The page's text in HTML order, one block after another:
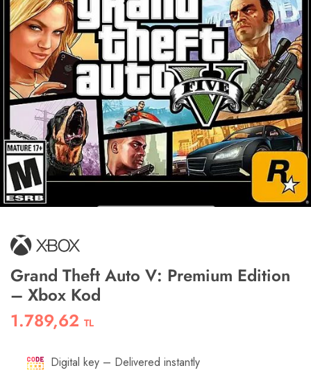
Grand Theft Auto V: Premium Edition
– Xbox Kod
1.789,62 TL
Digital key – Delivered instantly